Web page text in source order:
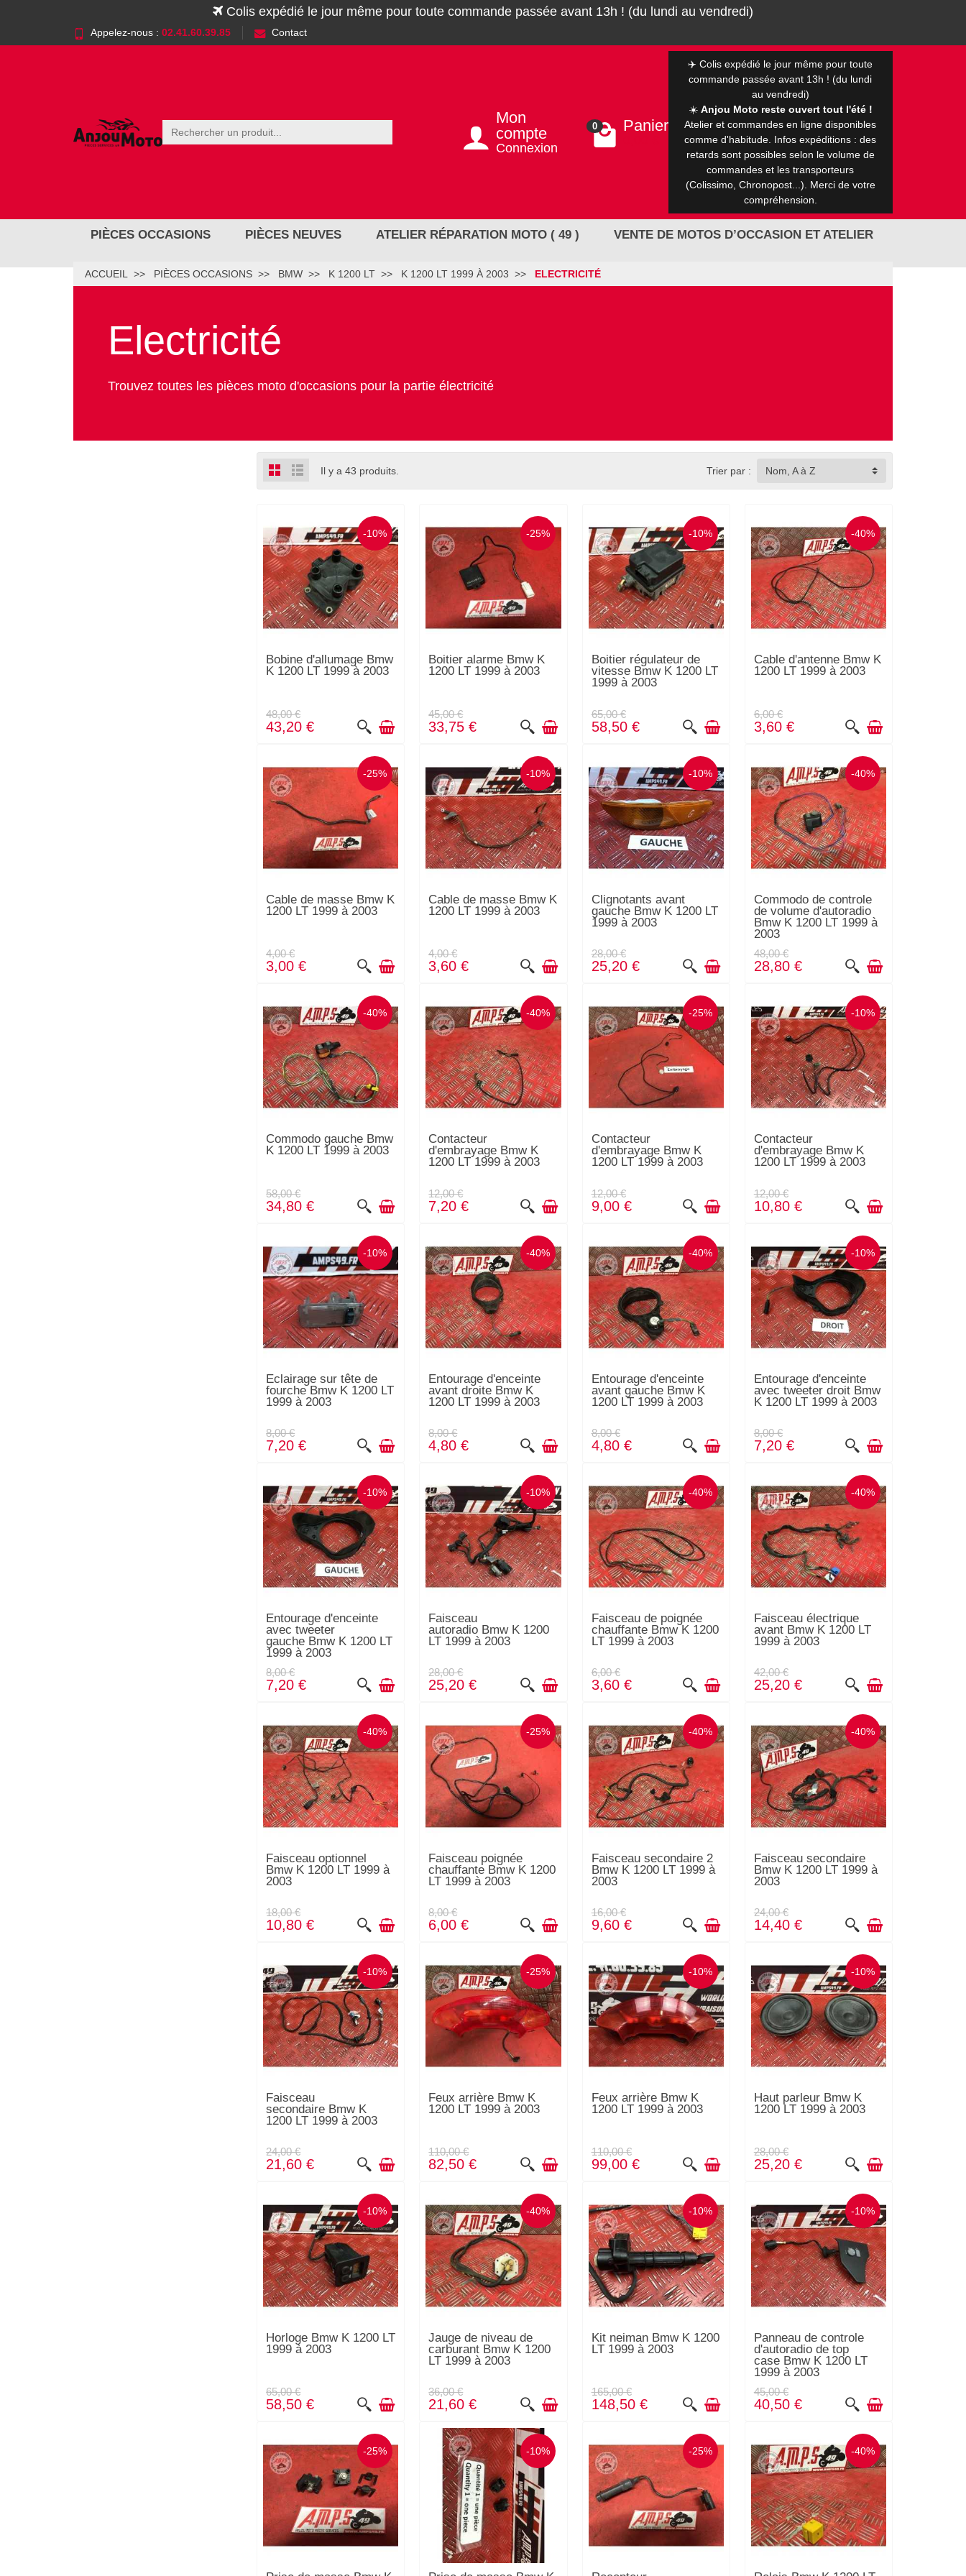
Colis expédié le jour même pour toute commande passée avant 13h ! (du lundi au vendredi)
Appelez-nous : 02.41.60.39.85 Contact
Mon
compte
Connexion
0 Panier
✈️ Colis expédié le jour même pour toute
commande passée avant 13h ! (du lundi
au vendredi)
☀️ Anjou Moto reste ouvert tout l'été !
Atelier et commandes en ligne disponibles
comme d'habitude. Infos expéditions : des
retards sont possibles selon le volume de
commandes et les transporteurs
(Colissimo, Chronopost...). Merci de votre
compréhension.
PIÈCES OCCASIONS PIÈCES NEUVES ATELIER RÉPARATION MOTO ( 49 ) VENTE DE MOTOS D’OCCASION ET ATELIER
ACCUEIL PIÈCES OCCASIONS BMW K 1200 LT K 1200 LT 1999 À 2003 ELECTRICITÉ
Electricité
Trouvez toutes les pièces moto d'occasions pour la partie électricité
Il y a 43 produits. Trier par : Nom, A à Z
-10%
Bobine d'allumage Bmw
K 1200 LT 1999 à 2003
48,00 €
43,20 €
-25%
Boitier alarme Bmw K
1200 LT 1999 à 2003
45,00 €
33,75 €
-10%
Boitier régulateur de
vitesse Bmw K 1200 LT
1999 à 2003
65,00 €
58,50 €
-40%
Cable d'antenne Bmw K
1200 LT 1999 à 2003
6,00 €
3,60 €
-25%
Cable de masse Bmw K
1200 LT 1999 à 2003
4,00 €
3,00 €
-10%
Cable de masse Bmw K
1200 LT 1999 à 2003
4,00 €
3,60 €
-10%
Clignotants avant
gauche Bmw K 1200 LT
1999 à 2003
28,00 €
25,20 €
-40%
Commodo de controle
de volume d'autoradio
Bmw K 1200 LT 1999 à
2003
48,00 €
28,80 €
-40%
Commodo gauche Bmw
K 1200 LT 1999 à 2003
58,00 €
34,80 €
-40%
Contacteur
d'embrayage Bmw K
1200 LT 1999 à 2003
12,00 €
7,20 €
-25%
Contacteur
d'embrayage Bmw K
1200 LT 1999 à 2003
12,00 €
9,00 €
-10%
Contacteur
d'embrayage Bmw K
1200 LT 1999 à 2003
12,00 €
10,80 €
-10%
Eclairage sur tête de
fourche Bmw K 1200 LT
1999 à 2003
8,00 €
7,20 €
-40%
Entourage d'enceinte
avant droite Bmw K
1200 LT 1999 à 2003
8,00 €
4,80 €
-40%
Entourage d'enceinte
avant gauche Bmw K
1200 LT 1999 à 2003
8,00 €
4,80 €
-10%
Entourage d'enceinte
avec tweeter droit Bmw
K 1200 LT 1999 à 2003
8,00 €
7,20 €
-10%
Entourage d'enceinte
avec tweeter
gauche Bmw K 1200 LT
1999 à 2003
8,00 €
7,20 €
-10%
Faisceau
autoradio Bmw K 1200
LT 1999 à 2003
28,00 €
25,20 €
-40%
Faisceau de poignée
chauffante Bmw K 1200
LT 1999 à 2003
6,00 €
3,60 €
-40%
Faisceau électrique
avant Bmw K 1200 LT
1999 à 2003
42,00 €
25,20 €
-40%
Faisceau optionnel
Bmw K 1200 LT 1999 à
2003
18,00 €
10,80 €
-25%
Faisceau poignée
chauffante Bmw K 1200
LT 1999 à 2003
8,00 €
6,00 €
-40%
Faisceau secondaire 2
Bmw K 1200 LT 1999 à
2003
16,00 €
9,60 €
-40%
Faisceau secondaire
Bmw K 1200 LT 1999 à
2003
24,00 €
14,40 €
-10%
Faisceau
secondaire Bmw K
1200 LT 1999 à 2003
24,00 €
21,60 €
-25%
Feux arrière Bmw K
1200 LT 1999 à 2003
110,00 €
82,50 €
-10%
Feux arrière Bmw K
1200 LT 1999 à 2003
110,00 €
99,00 €
-10%
Haut parleur Bmw K
1200 LT 1999 à 2003
28,00 €
25,20 €
-10%
Horloge Bmw K 1200 LT
1999 à 2003
65,00 €
58,50 €
-40%
Jauge de niveau de
carburant Bmw K 1200
LT 1999 à 2003
36,00 €
21,60 €
-10%
Kit neiman Bmw K 1200
LT 1999 à 2003
165,00 €
148,50 €
-10%
Panneau de controle
d'autoradio de top
case Bmw K 1200 LT
1999 à 2003
45,00 €
40,50 €
-25% -10% -25% -40%